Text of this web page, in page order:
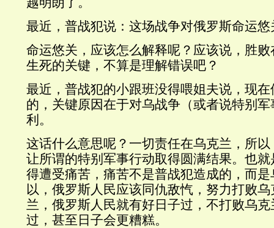
最近，普战犯说：这场战争对俄罗斯命运悠
命运悠关，应该怎么解释呢？应该说，胜
生死的关键，不算是理解错误吧？
最近，普战犯的小跟班没得喂姐夫说，现
的，关键原因在于对乌战争（或者说特别
利。
这话什么意思呢？一切责任在乌克兰，所
让所谓的特别军事行动取得圆满结果。也
得遭受痛苦，痛苦不是普战犯造成的，而
以，俄罗斯人民应该同仇敌忾，努力打败
兰，俄罗斯人民就有好日子过，不打败乌
过，甚至日子会更糟糕。